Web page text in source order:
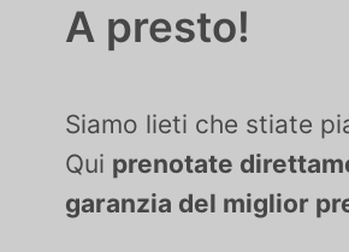
A presto!
Siamo lieti che stiate
Qui prenotate
garanzia del miglior